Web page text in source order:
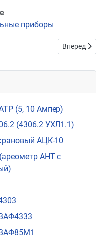
(5, 10 Ампер)
(4306.2 УХЛ1.1)
АЦК-10
АНТ с
приборы
Следующий:
Вперед